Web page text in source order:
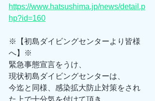
https://www.hatsushima.jp/news/detail.p
hp?id=160
※【初島ダイビングセンターより皆様
へ】※
緊急事態宣言をうけ、
現状初島ダイビングセンターは、
今迄と同様、感染拡大防止対策をされ
た上で十分気を付けて頂き、